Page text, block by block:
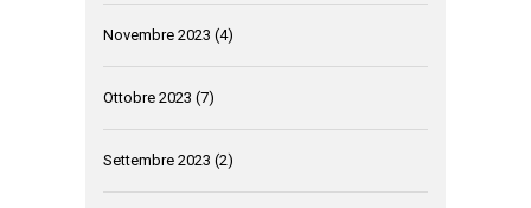
Novembre 2023 (4)
Ottobre 2023 (7)
Settembre 2023 (2)